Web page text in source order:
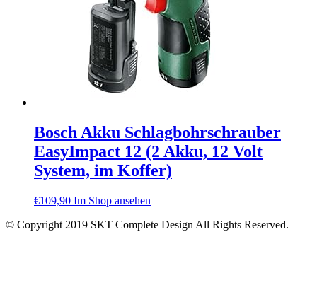
Bosch Akku Schlagbohrschrauber
EasyImpact 12 (2 Akku, 12 Volt
System, im Koffer)
€109,90 Im Shop ansehen
© Copyright 2019 SKT Complete Design All Rights Reserved.